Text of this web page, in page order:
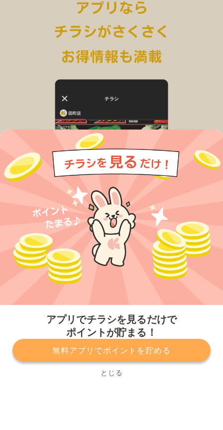
アプリでチラシを見るだけで
ポイントが貯まる！
無料アプリでポイントを貯める
とじる
プライバシーポリシー 利用規約
運営会社
サービスに関してのお問い合わせ